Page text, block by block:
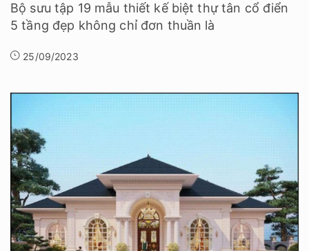
Bộ sưu tập 19 mẫu thiết kế biệt thự tân cổ điển
5 tầng đẹp không chỉ đơn thuần là
25/09/2023